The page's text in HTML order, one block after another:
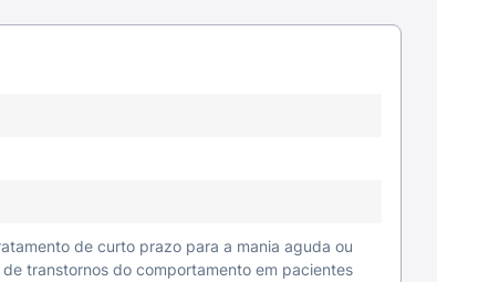
de curto prazo para a mania aguda ou
transtornos do comportamento em pacientes